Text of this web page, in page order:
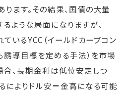
ます。その結果、国債の大量
ような局面になりますが、
いるYCC（イールドカーブコン
導目標を定める手法）を市場
、長期金利は低位安定しつ
によりドル安＝金高になる可能